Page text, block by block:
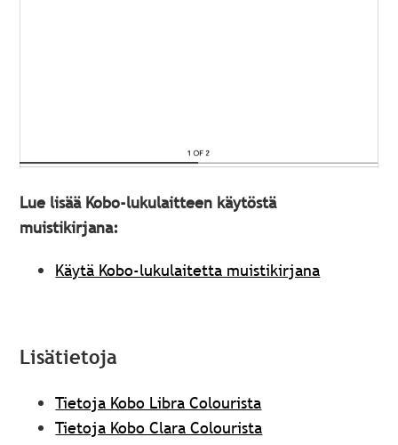
Lue lisää Kobo-lukulaitteen käytöstä
muistikirjana:
Käytä Kobo-lukulaitetta muistikirjana
Lisätietoja
Tietoja Kobo Libra Colourista
Tietoja Kobo Clara Colourista